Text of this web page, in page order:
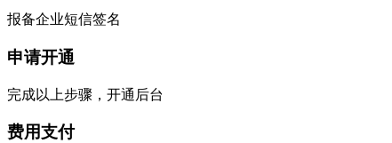
报备企业短信签名
申请开通
完成以上步骤，开通后台
费用支付